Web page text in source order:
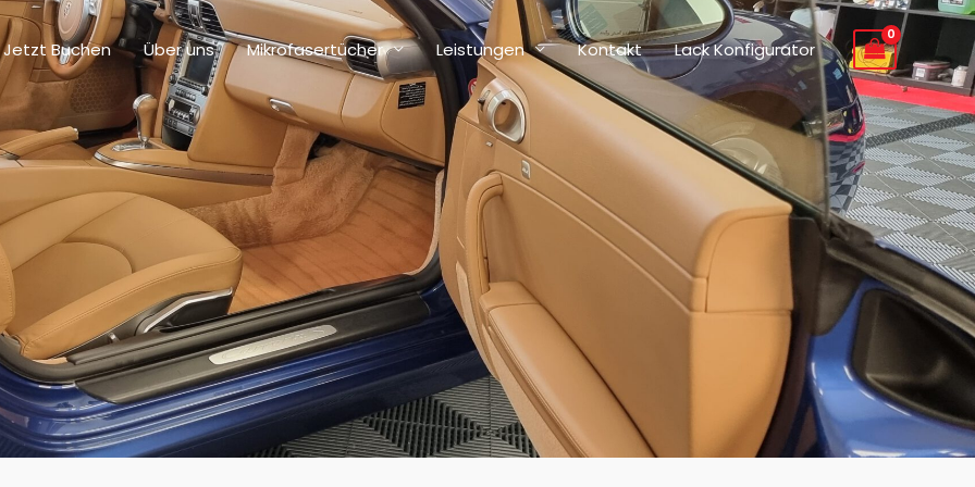
Jetzt Buchen Über uns Mikrofasertücher Leistungen Kontakt Lack Konfigurator